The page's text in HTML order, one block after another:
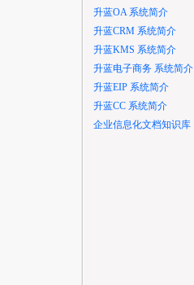
升蓝OA 系统简介
升蓝CRM 系统简介
升蓝KMS 系统简介
升蓝电子商务 系统简介
升蓝EIP 系统简介
升蓝CC 系统简介
企业信息化文档知识库